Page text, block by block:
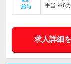
給与
手当 ※6カ
求人詳細